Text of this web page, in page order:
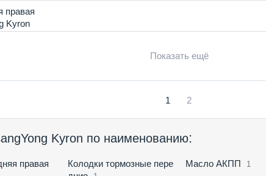
правая
Kyron
Показать ещё
1 2
Kyron по наименованию:
правая
Колодки тормозные пере
Масло АКПП 1